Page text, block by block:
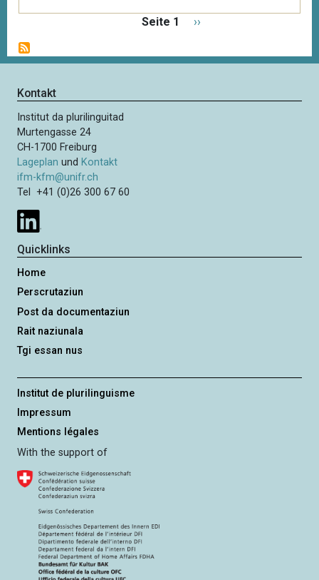
i
t
n
n
u
m
m
e
r
i
u
n
g
Seite 1
N
c
››
Kontakt
Institut da plurilinguitad
Murtengasse 24
CH-1700 Freiburg
Lageplan und Kontakt
ifm-kfm@unifr.ch
Tel +41 (0)26 300 67 60
Quicklinks
Home
Perscrutaziun
Post da documentaziun
Rait naziunala
Tgi essan nus
Institut de plurilinguisme
Impressum
Mentions légales
With the support of